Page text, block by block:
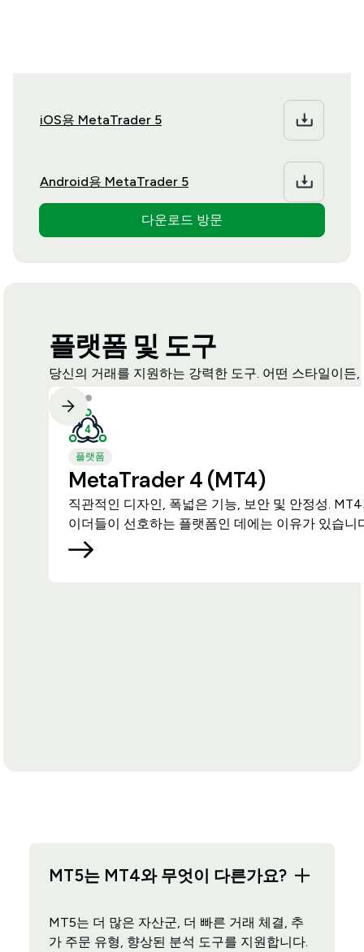
iOS용 MetaTrader 5
Android용 MetaTrader 5
다운로드 방문
플랫폼 및 도구
당신의 거래를 지원하는 강력한 도구. 어떤 스타일이든,
플랫폼
MetaTrader 4 (MT4)
직관적인 디자인, 폭넓은 기능, 보안 및 안정성.
이더들이 선호하는 플랫폼인 데에는 이유가 있습니
MT5는 MT4와 무엇이 다른가요?
MT5는 더 많은 자산군, 더 빠른 거래 체결, 추
가 주문 유형, 향상된 분석 도구를 지원합니다.